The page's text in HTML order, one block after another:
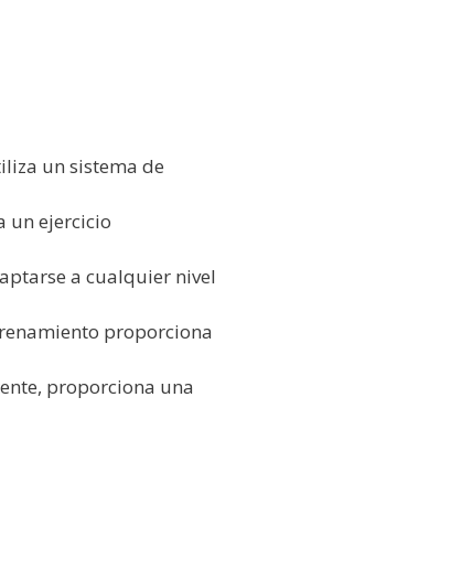
un sistema de
un ejercicio
a cualquier nivel
proporciona
proporciona una